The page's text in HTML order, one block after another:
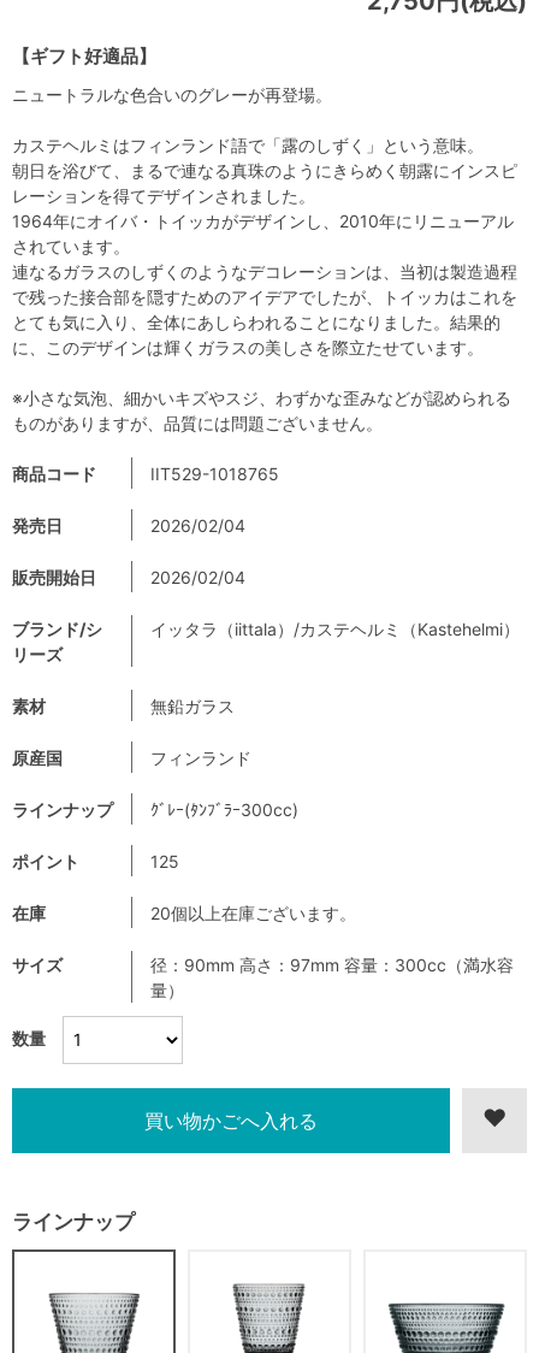
【ギフト好適品】
数量
商品コード IIT529-1018765
発売日 2026/02/04
販売開始日 2026/02/04
ブランド/シ
リーズ
イッタラ（iittala）/カステヘルミ（Kastehelmi）
素材 無鉛ガラス
原産国 フィンランド
ラインナップ ｸﾞﾚｰ(ﾀﾝﾌﾞﾗｰ300cc)
ポイント 125
在庫 20個以上在庫ございます。
サイズ
径：90mm 高さ：97mm 容量：300cc（満水容
量）
ラインナップ
ニュートラルな色合いのグレーが再登場。
カステヘルミはフィンランド語で「露のしずく」という意味。
朝日を浴びて、まるで連なる真珠のようにきらめく朝露にインスピ
レーションを得てデザインされました。
1964年にオイバ・トイッカがデザインし、2010年にリニューアル
されています。
連なるガラスのしずくのようなデコレーションは、当初は製造過程
で残った接合部を隠すためのアイデアでしたが、トイッカはこれを
とても気に入り、全体にあしらわれることになりました。結果的
に、このデザインは輝くガラスの美しさを際立たせています。
※小さな気泡、細かいキズやスジ、わずかな歪みなどが認められる
ものがありますが、品質には問題ございません。